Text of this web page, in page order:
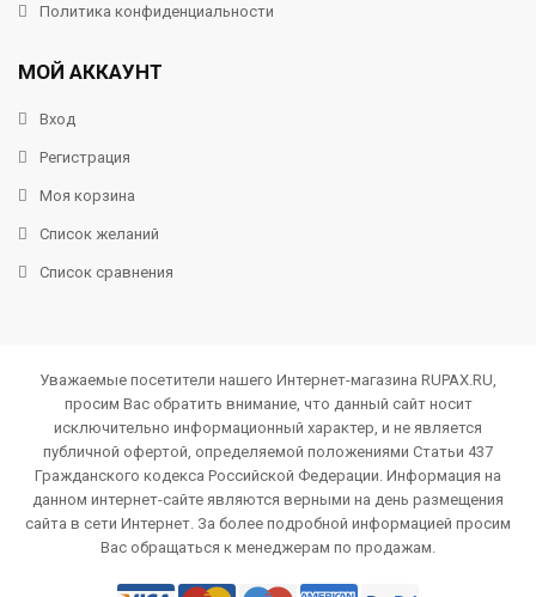
Политика конфиденциальности
МОЙ АККАУНТ
Вход
Регистрация
Моя корзина
Список желаний
Список сравнения
Уважаемые посетители нашего Интернет-магазина RUPAX.RU,
просим Вас обратить внимание, что данный сайт носит
исключительно информационный характер, и не является
публичной офертой, определяемой положениями Статьи 437
Гражданского кодекса Российской Федерации. Информация на
данном интернет-сайте являются верными на день размещения
сайта в сети Интернет. За более подробной информацией просим
Вас обращаться к менеджерам по продажам.